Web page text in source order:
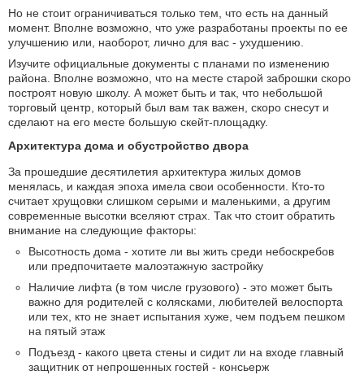
Но не стоит ограничиваться только тем, что есть на данный
момент. Вполне возможно, что уже разработаны проекты по ее
улучшению или, наоборот, лично для вас - ухудшению.
Изучите официальные документы с планами по изменению
района. Вполне возможно, что на месте старой заброшки скоро
построят новую школу. А может быть и так, что небольшой
торговый центр, который был вам так важен, скоро снесут и
сделают на его месте большую скейт-площадку.
Архитектура дома и обустройство двора
За прошедшие десятилетия архитектура жилых домов
менялась, и каждая эпоха имела свои особенности. Кто-то
считает хрущовки слишком серыми и маленькими, а другим
современные высотки вселяют страх. Так что стоит обратить
внимание на следующие факторы:
Высотность дома - хотите ли вы жить среди небоскребов
или предпочитаете малоэтажную застройку
Наличие лифта (в том числе грузового) - это может быть
важно для родителей с колясками, любителей велоспорта
или тех, кто не знает испытания хуже, чем подъем пешком
на пятый этаж
Подъезд - какого цвета стены и сидит ли на входе главный
защитник от непрошенных гостей - консьерж